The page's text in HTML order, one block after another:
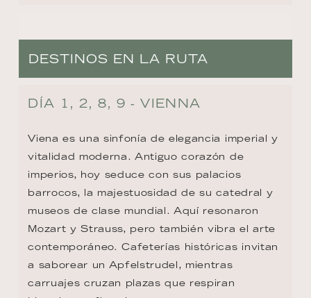
DESTINOS EN LA RUTA
DÍA 1, 2, 8, 9 - VIENNA
Viena es una sinfonía de elegancia imperial y
vitalidad moderna. Antiguo corazón de
imperios, hoy seduce con sus palacios
barrocos, la majestuosidad de su catedral y
museos de clase mundial. Aquí resonaron
Mozart y Strauss, pero también vibra el arte
contemporáneo. Cafeterías históricas invitan
a saborear un Apfelstrudel, mientras
carruajes cruzan plazas que respiran